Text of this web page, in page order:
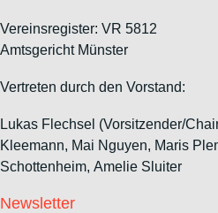
Vereinsregister: VR 5812
Amtsgericht Münster
Vertreten durch den Vorstand:
Lukas Flechsel (Vorsitzender/
Kleemann, Mai Nguyen, Maris
Schottenheim, Amelie Sluiter
Newsletter